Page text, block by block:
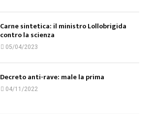
Carne sintetica: il ministro Lollobrigida
contro la scienza
05/04/2023
Decreto anti-rave: male la prima
04/11/2022